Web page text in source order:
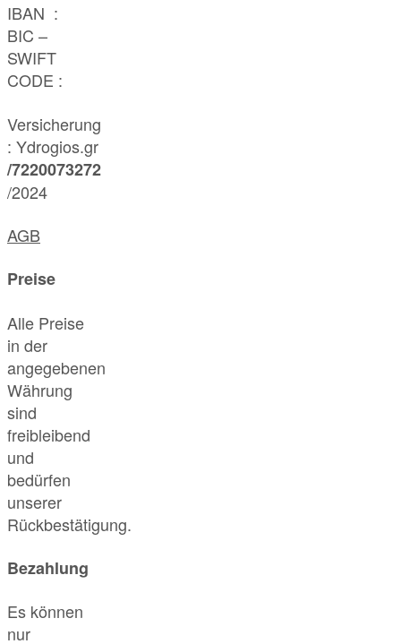
IBAN :
BIC –
SWIFT
CODE :
Versicherung
: Ydrogios.gr
/7220073272
/2024
AGB
Preise
Alle Preise
in der
angegebenen
Währung
sind
freibleibend
und
bedürfen
unserer
Rückbestätigung.
Bezahlung
Es können
nur